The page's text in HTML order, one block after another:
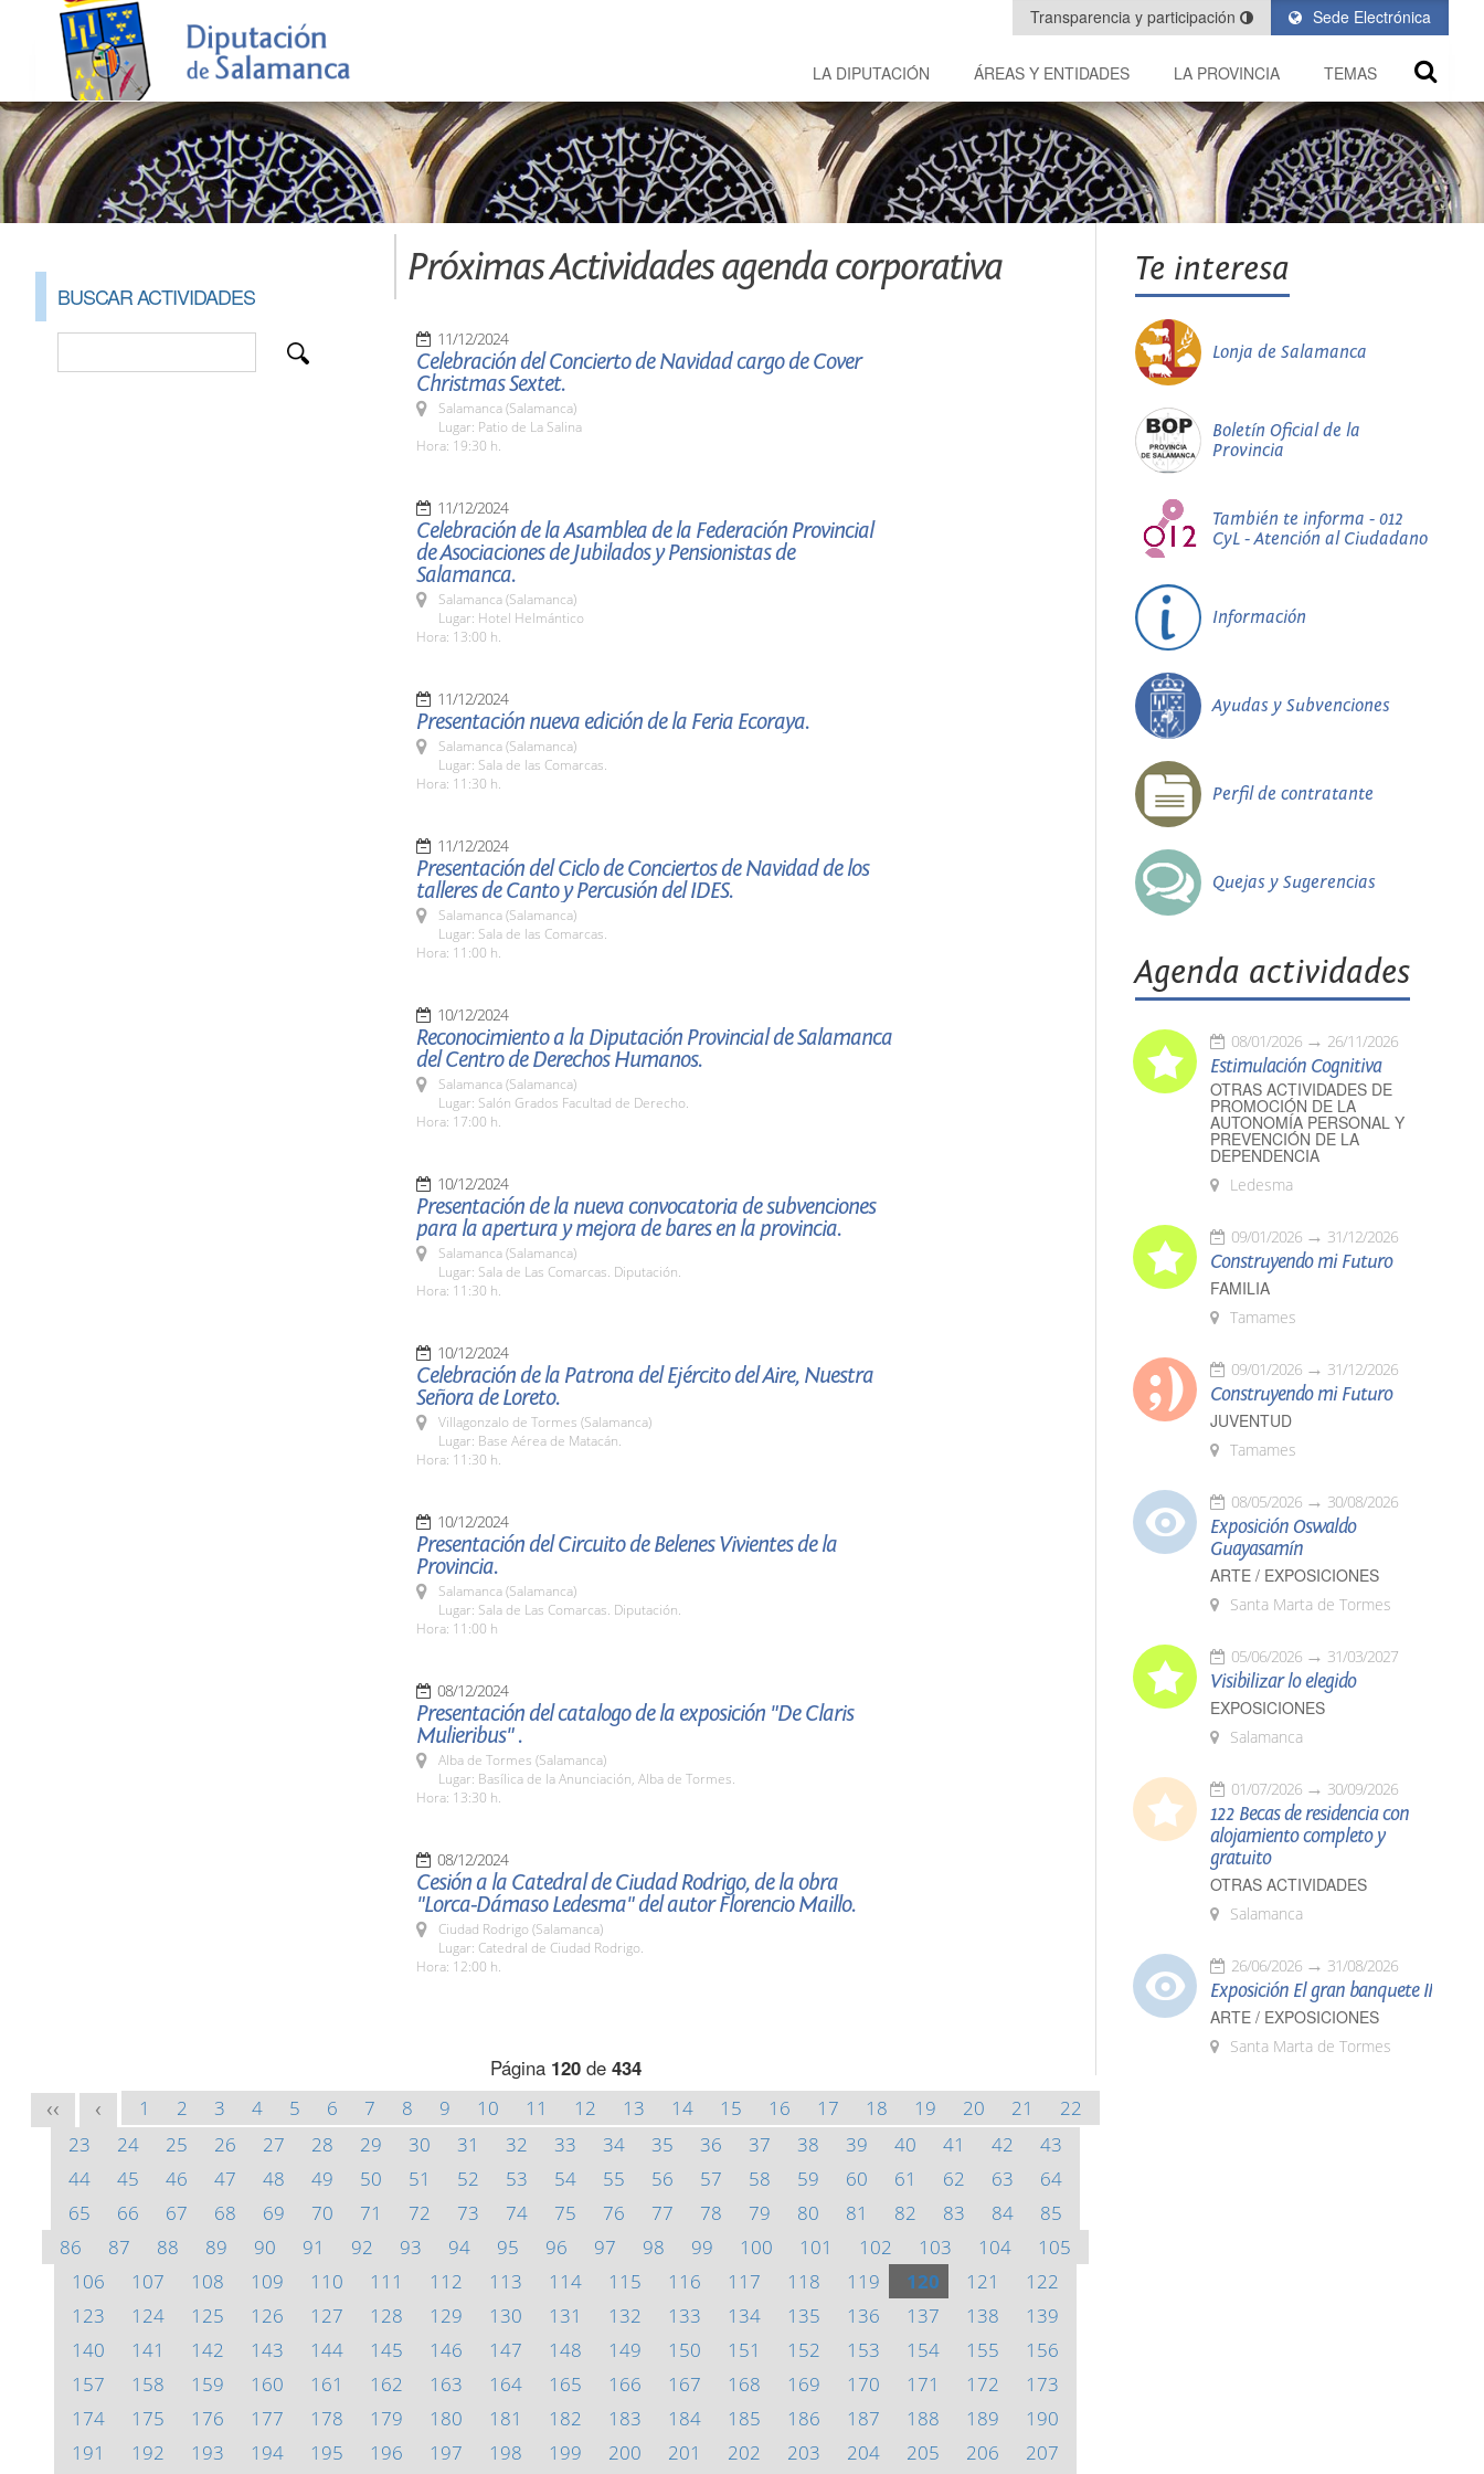
Sede Electrónica
Transparencia y participación
LA DIPUTACIÓN ÁREAS Y ENTIDADES LA PROVINCIA TEMAS
BUSCAR ACTIVIDADES
Próximas Actividades agenda corporativa
11/12/2024
Celebración del Concierto de Navidad cargo de Cover
Christmas Sextet.
Salamanca (Salamanca)
Lugar: Patio de La Salina
Hora: 19:30 h.
11/12/2024
Celebración de la Asamblea de la Federación Provincial
de Asociaciones de Jubilados y Pensionistas de
Salamanca.
Salamanca (Salamanca)
Lugar: Hotel Helmántico
Hora: 13:00 h.
11/12/2024
Presentación nueva edición de la Feria Ecoraya.
Salamanca (Salamanca)
Lugar: Sala de las Comarcas.
Hora: 11:30 h.
11/12/2024
Presentación del Ciclo de Conciertos de Navidad de los
talleres de Canto y Percusión del IDES.
Salamanca (Salamanca)
Lugar: Sala de las Comarcas.
Hora: 11:00 h.
10/12/2024
Reconocimiento a la Diputación Provincial de Salamanca
del Centro de Derechos Humanos.
Salamanca (Salamanca)
Lugar: Salón Grados Facultad de Derecho.
Hora: 17:00 h.
10/12/2024
Presentación de la nueva convocatoria de subvenciones
para la apertura y mejora de bares en la provincia.
Salamanca (Salamanca)
Lugar: Sala de Las Comarcas. Diputación.
Hora: 11:30 h.
10/12/2024
Celebración de la Patrona del Ejército del Aire, Nuestra
Señora de Loreto.
Villagonzalo de Tormes (Salamanca)
Lugar: Base Aérea de Matacán.
Hora: 11:30 h.
10/12/2024
Presentación del Circuito de Belenes Vivientes de la
Provincia.
Salamanca (Salamanca)
Lugar: Sala de Las Comarcas. Diputación.
Hora: 11:00 h
08/12/2024
Presentación del catalogo de la exposición "De Claris
Mulieribus" .
Alba de Tormes (Salamanca)
Lugar: Basílica de la Anunciación, Alba de Tormes.
Hora: 13:30 h.
08/12/2024
Cesión a la Catedral de Ciudad Rodrigo, de la obra
"Lorca-Dámaso Ledesma" del autor Florencio Maillo.
Ciudad Rodrigo (Salamanca)
Lugar: Catedral de Ciudad Rodrigo.
Hora: 12:00 h.
Página 120de 434
<< < 1 2 3 4 5 6 7 8 9 10 11 12 13 14 15 16 17 18 19 20 21
22
23
24 25 26 27 28 29 30 31 32 33 34 35 36 37 38 39 40 41 42
43
44
45 46 47 48 49 50 51 52 53 54 55 56 57 58 59 60 61 62 63
64
65
66 67 68 69 70 71 72 73 74 75 76 77 78 79 80 81 82 83 84
85
86
87 88 89 90 91 92 93 94 95 96 97 98 99 100 101 102 103 104
105
106
107 108 109 110 111 112 113 114 115 116 117 118 119 120 121
122
123
124 125 126 127 128 129 130 131 132 133 134 135 136 137 138
139
140
141 142 143 144 145 146 147 148 149 150 151 152 153 154 155
156
157
158 159 160 161 162 163 164 165 166 167 168 169 170 171 172
173
174
175 176 177 178 179 180 181 182 183 184 185 186 187 188 189
190
191
192 193 194 195 196 197 198 199 200 201 202 203 204 205 206 207
Te interesa
Lonja de Salamanca
Boletín Oficial de la
Provincia
También te informa - 012
CyL - Atención al Ciudadano
Información
Ayudas y Subvenciones
Perfil de contratante
Quejas y Sugerencias
Agenda actividades
08/01/2026 26/11/2026
Estimulación Cognitiva
OTRAS ACTIVIDADES DE
PROMOCIÓN DE LA
AUTONOMÍA PERSONAL Y
PREVENCIÓN DE LA
DEPENDENCIA
Ledesma
09/01/2026 31/12/2026
Construyendo mi Futuro
FAMILIA
Tamames
09/01/2026 31/12/2026
Construyendo mi Futuro
JUVENTUD
Tamames
08/05/2026 30/08/2026
Exposición Oswaldo
Guayasamín
ARTE / EXPOSICIONES
Santa Marta de Tormes
05/06/2026 31/03/2027
Visibilizar lo elegido
EXPOSICIONES
Salamanca
01/07/2026 30/09/2026
122 Becas de residencia con
alojamiento completo y
gratuito
OTRAS ACTIVIDADES
Salamanca
26/06/2026 31/08/2026
Exposición El gran banquete II
ARTE / EXPOSICIONES
Santa Marta de Tormes